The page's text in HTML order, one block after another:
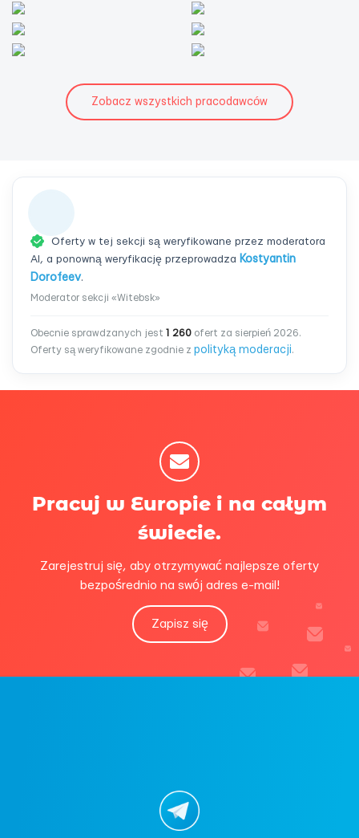
Zobacz wszystkich pracodawców
Oferty w tej sekcji są weryfikowane przez moderatora
AI, a ponowną weryfikację przeprowadza Kostyantin
Dorofeev.
Moderator sekcji «Witebsk»
Obecnie sprawdzanych jest 1 260 ofert za sierpień 2026.
Oferty są weryfikowane zgodnie z polityką moderacji.
Pracuj w Europie i na całym
świecie.
Zarejestruj się, aby otrzymywać najlepsze oferty
bezpośrednio na swój adres e-mail!
Zapisz się